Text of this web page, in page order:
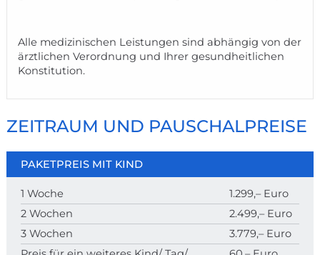
1 x Aquagymnastik
1 x gestalterische Ergotherapie
1 x entspannendes Aromabad
1 x Dampfbad
1 x ayurvedische Behandlung (30 Min.)
5 x Versorgung des Kindes in der Klinik mit
geschultem Personal (Werktags von 8 - 16:30 Uhr)
Alle medizinischen Leistungen sind abhängig von der
ärztlichen Verordnung und Ihrer gesundheitlichen
Konstitution.